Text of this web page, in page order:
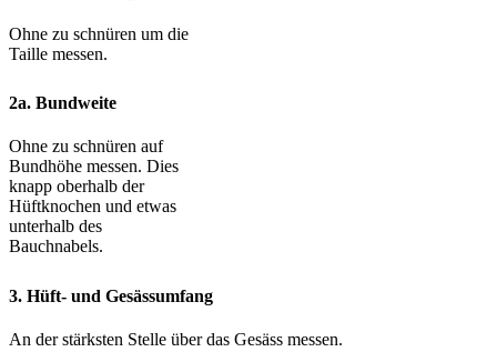
Ohne zu schnüren um die
Taille messen.
2a. Bundweite
Ohne zu schnüren auf
Bundhöhe messen. Dies
knapp oberhalb der
Hüftknochen und etwas
unterhalb des
Bauchnabels.
3. Hüft- und Gesässumfang
An der stärksten Stelle über das Gesäss messen.